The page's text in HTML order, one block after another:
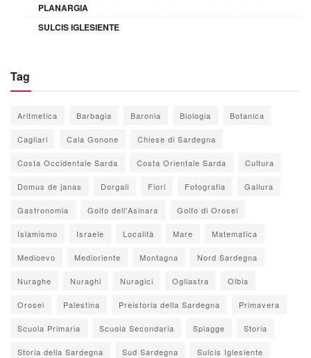
PLANARGIA
SULCIS IGLESIENTE
Tag
Aritmetica Barbagia Baronia Biologia Botanica
Cagliari Cala Gonone Chiese di Sardegna
Costa Occidentale Sarda Costa Orientale Sarda Cultura
Domus de janas Dorgali Fiori Fotografia Gallura
Gastronomia Golfo dell'Asinara Golfo di Orosei
Islamismo Israele Località Mare Matematica
Medioevo Medioriente Montagna Nord Sardegna
Nuraghe Nuraghi Nuragici Ogliastra Olbia
Orosei Palestina Preistoria della Sardegna Primavera
Scuola Primaria Scuola Secondaria Spiagge Storia
Storia della Sardegna Sud Sardegna Sulcis Iglesiente